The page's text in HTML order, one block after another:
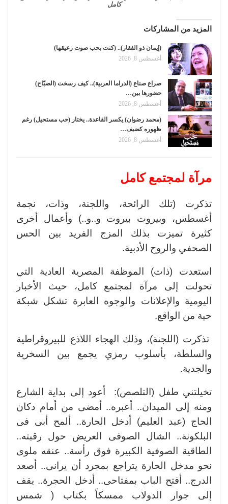
كامل
المزيد من المشاركات
(إيمان ذو الفقار).. (كنت بحب صوت زعيقها)
أغسطس 8, 2026
صراع صناع (الدراما العربية).. كيف رسخت (الصبّاح)
حضورها بين…
أغسطس 8, 2026
(محمد رضوان) يكسر القاعدة.. يختار (حب مستحيل) رغم
ظهوره كضيف…
أغسطس 8, 2026
مرآة لمجتمع كامل
تذكرت (تلك الرائحة، واللجنة، وذات، نجمة
أغسطس، وبيروت بيروت و..و..) وأعمال أخرى
كثيرة تميزت بذلك المزج الفريد بين الحس
الصحفي والروح الأدبية.
استعدت (ذات) الموظفة المصرية العادية التي
تحولت إلى مرآة لمجتمع كامل، حيث الأخبار
اليومية والإعلانات والوجوه العابرة تشكل شبكة
حية من الواقع.
تذكرت (اللجنة)، وذلك الهجاء اللاذع للبيروقراطية
والسلطة، بأسلوب رمزي يجمع بين السخرية
والجدية.
تخيلتني طفل (التلصص): أعود إلى بداية الشارع
ومنه إلى الميدان.. أعبره.. أمضى من أمام دكان
الحاج (عبد العليم) أدخل الحارة.. ألمح أبى فى
البلكونة.. الشال الصوفى العريض حول رقبته..
الطاقية الصوفية الكبيرة فوق رأسة.. عنقه ملوى
نحو مدخل الحارة يتراجع بمجرد أن يرانى.. أصعد
الدرج.. أفتح الباب بمفتاحى.. أدخل الحجرة.. يقف
إلى جوار الدولاب ممسكاً بكتاب ( شمس